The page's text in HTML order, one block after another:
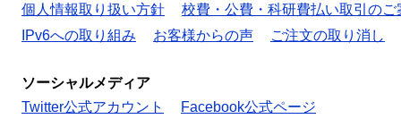
個人情報取り扱い方針
校費・公費・科研費払い取引のご
IPv6への取り組み
お客様からの声 ご注文の取り消し
ソーシャルメディア
Twitter公式アカウント
Facebook公式ページ